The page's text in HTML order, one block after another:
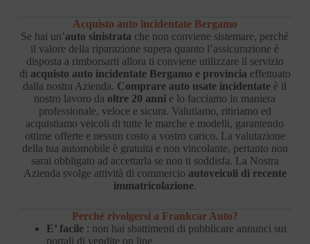
Acquisto auto incidentate Bergamo
Se hai un’auto sinistrata che non conviene sistemare, perché
il valore della riparazione supera quanto l’assicurazione è
disposta a rimborsarti allora ti conviene utilizzare il servizio
di acquisto auto incidentate Bergamo e provincia effettuato
dalla nostra Azienda. Comprare auto usate incidentate è il
nostro lavoro da oltre 20 anni e lo facciamo in maniera
professionale, veloce e sicura. Valutiamo, ritiriamo ed
acquistiamo veicoli di tutte le marche e modelli, garantendo
ottime offerte e nessun costo a vostro carico. La valutazione
della tua automobile è gratuita e non vincolante, pertanto non
sarai obbligato ad accettarla se non ti soddisfa. La Nostra
Azienda svolge attività di commercio autoveicoli di recente
immatricolazione.
Perché rivolgersi a Frankcar Auto?
E’ facile: non hai sbattimenti di pubblicare annunci sui
portali di vendite on line